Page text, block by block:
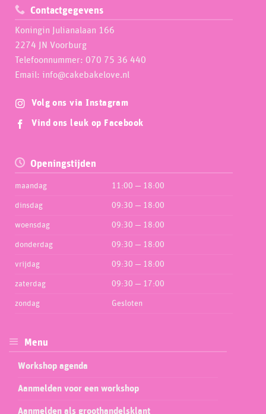
Contactgegevens
Koningin Julianalaan 166
2274 JN Voorburg
Telefoonnummer: 070 75 36 440
Email: info@cakebakelove.nl
Volg ons via Instagram
Vind ons leuk op Facebook
Openingstijden
maandag 11:00 — 18:00
dinsdag 09:30 — 18:00
woensdag 09:30 — 18:00
donderdag 09:30 — 18:00
vrijdag 09:30 — 18:00
zaterdag 09:30 — 17:00
zondag Gesloten
Menu
Workshop agenda
Aanmelden voor een workshop
Aanmelden als groothandelsklant